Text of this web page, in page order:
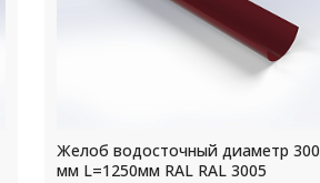
Желоб водосточный диаметр 300
мм L=1250мм RAL RAL 3005